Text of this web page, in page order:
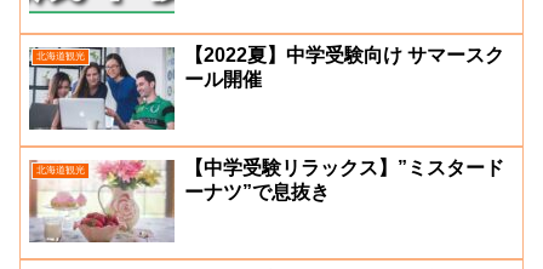
北海道観光
【2022夏】中学受験向け サマースク
ール開催
北海道観光
【中学受験リラックス】”ミスタード
ーナツ”で息抜き